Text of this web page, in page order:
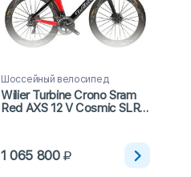
Шоссейный велосипед
Wilier Turbine Crono Sram
Red AXS 12 V Cosmic SLR
1 065 800